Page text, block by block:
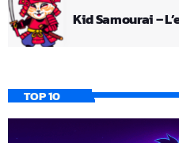
Kid Samourai –
TOP 10